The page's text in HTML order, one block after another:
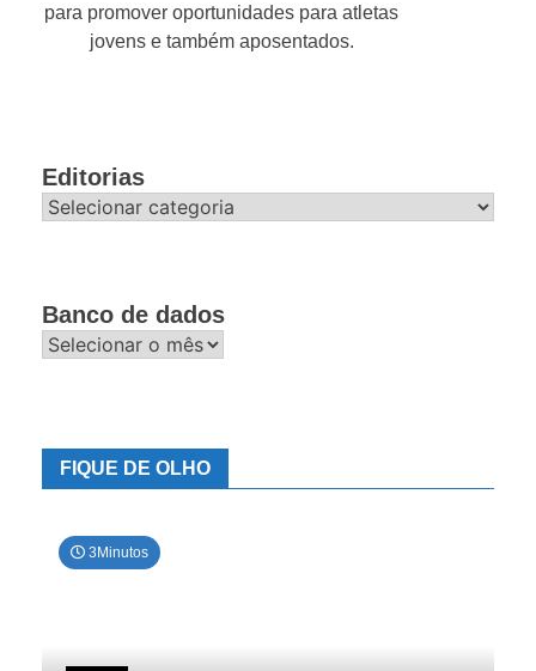
para promover oportunidades para atletas
jovens e também aposentados.
Editorias
Editorias
Banco de dados
Banco
FIQUE DE OLHO
3Minutos